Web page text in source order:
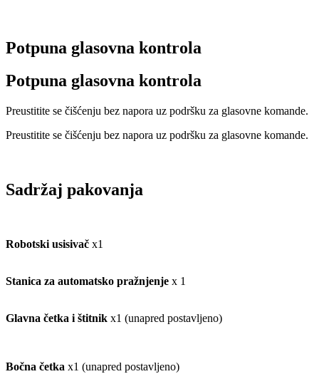
Potpuna glasovna kontrola
Potpuna glasovna kontrola
Preustitite se čišćenju bez napora uz podršku za glasovne komande.
Preustitite se čišćenju bez napora uz podršku za glasovne komande.
Sadržaj pakovanja
Robotski usisivač x1
Stanica za automatsko pražnjenje x 1
Glavna četka i štitnik x1 (unapred postavljeno)
Bočna četka x1 (unapred postavljeno)